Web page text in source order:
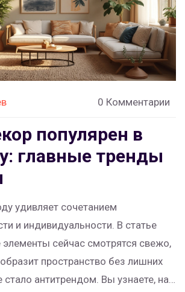
0 Комментарии
популярен в
главные тренды
удивляет сочетанием
и индивидуальности. В статье
элементы сейчас смотрятся свежо,
пространство без лишних
стало антитрендом. Вы узнаете, на